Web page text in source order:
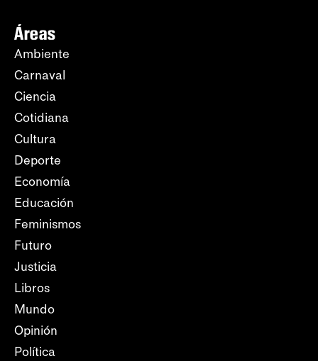
Áreas
Ambiente
Carnaval
Ciencia
Cotidiana
Cultura
Deporte
Economía
Educación
Feminismos
Futuro
Justicia
Libros
Mundo
Opinión
Política